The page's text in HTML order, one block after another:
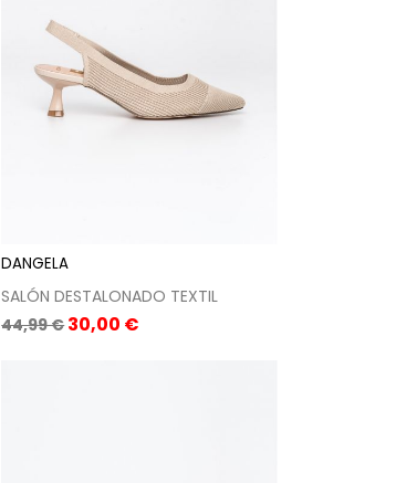
DANGELA
SALÓN DESTALONADO TEXTIL
Precio
44,99 €Precio
30,00 €